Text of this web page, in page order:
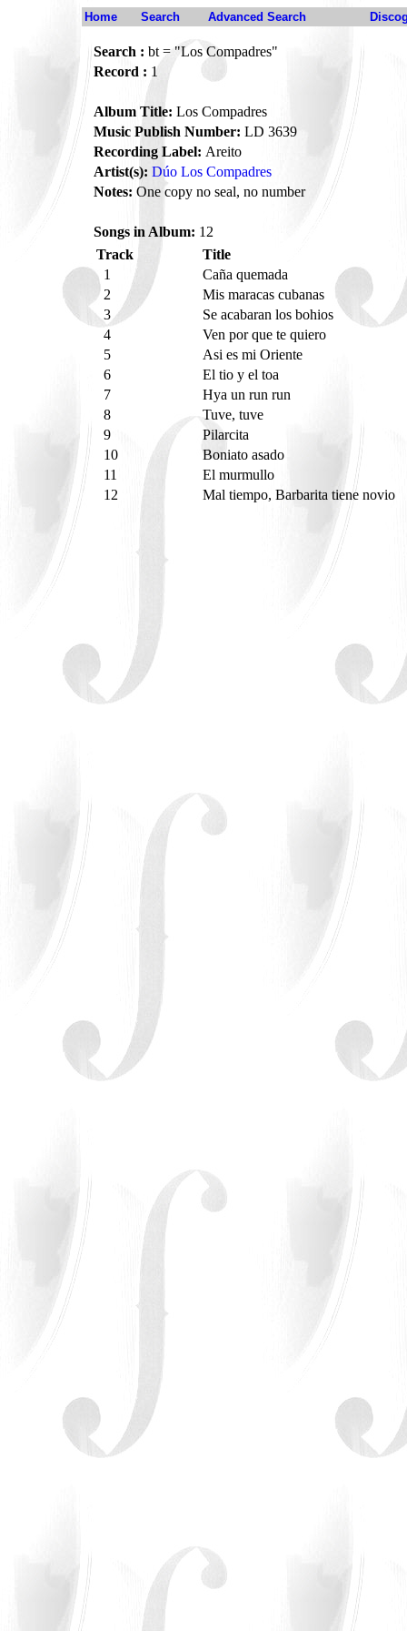
Home Search Advanced Search
Search : bt = "Los Compadres"
Record : 1
Album Title: Los Compadres
Music Publish Number: LD 3639
Recording Label: Areito
Artist(s): Dúo Los Compadres
Notes: One copy no seal, no number
Songs in Album: 12
Track
Title
1
Caña quemada
2
Mis maracas cubanas
3
Se acabaran los bohios
4
Ven por que te quiero
5
Asi es mi Oriente
6
El tio y el toa
7
Hya un run run
8
Tuve, tuve
9
Pilarcita
10
Boniato asado
11
El murmullo
12
Mal tiempo, Barbarita tiene novio